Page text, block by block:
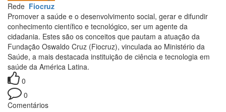
Rede Fiocruz
Promover a saúde e o desenvolvimento social, gerar e difundir
conhecimento científico e tecnológico, ser um agente da
cidadania. Estes são os conceitos que pautam a atuação da
Fundação Oswaldo Cruz (Fiocruz), vinculada ao Ministério da
Saúde, a mais destacada instituição de ciência e tecnologia em
saúde da América Latina.
0
0
Comentários